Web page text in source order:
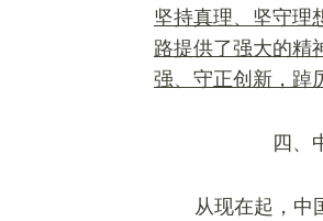
坚持真理、坚守理
路提供了强大的精
强、守正创新，踔
四、中国
从现在起，中